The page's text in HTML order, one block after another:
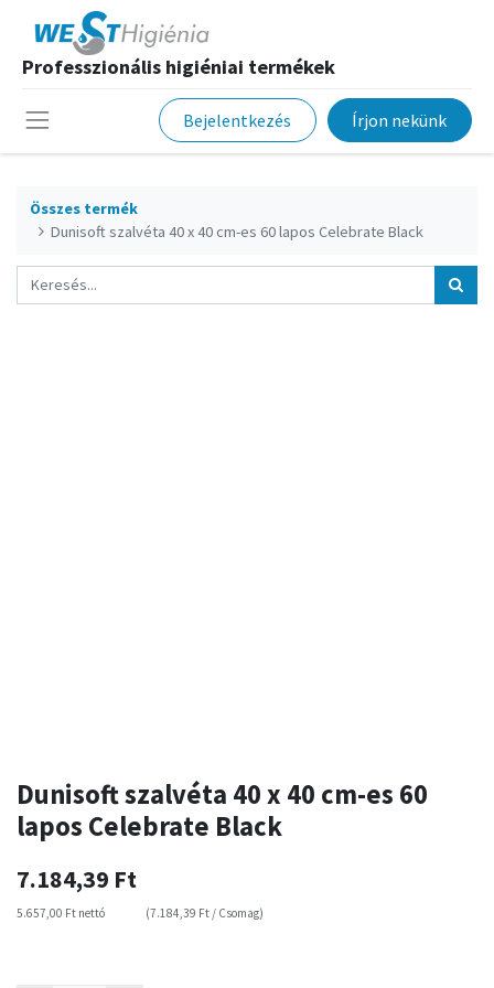
Professzionális higiéniai termékek
Bejelentkezés Írjon nekünk
Összes termék
Dunisoft szalvéta 40 x 40 cm-es 60 lapos Celebrate Black
Dunisoft szalvéta 40 x 40 cm-es 60
lapos Celebrate Black
7.184,39 Ft
5.657,00 Ft nettó (7.184,39 Ft / Csomag)